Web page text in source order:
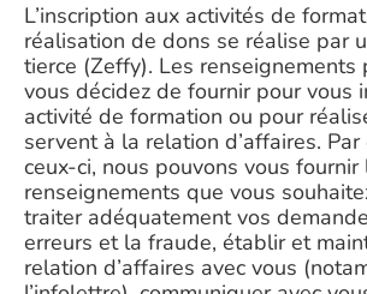
L’inscription aux activités de
réalisation de dons se réalise par
tierce (Zeffy). Les renseignements
vous décidez de fournir pour vous
activité de formation ou pour
servent à la relation d’affaires.
ceux-ci, nous pouvons vous fournir
renseignements que vous
traiter adéquatement vos
erreurs et la fraude, établir et
relation d’affaires avec vous